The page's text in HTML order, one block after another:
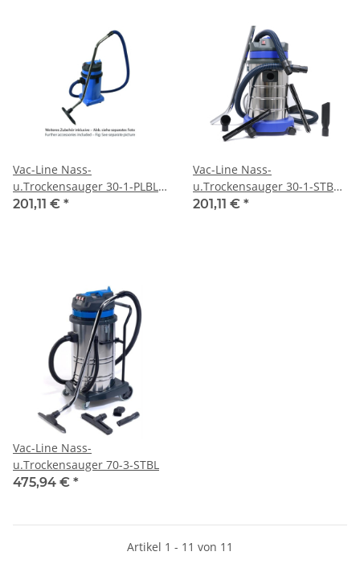
Vac-Line Nass-
u.Trockensauger 30-1-PLBL
30 Liter
201,11 € *
Vac-Line Nass-
u.Trockensauger 30-1-STBL
30 Liter
201,11 € *
Vac-Line Nass-
u.Trockensauger 70-3-STBL
475,94 € *
Artikel 1 - 11 von 11